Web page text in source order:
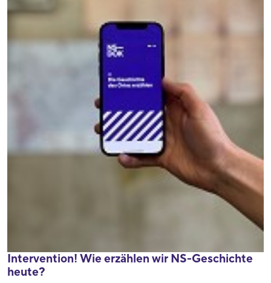
Intervention! Wie erzählen wir NS-Geschichte
heute?